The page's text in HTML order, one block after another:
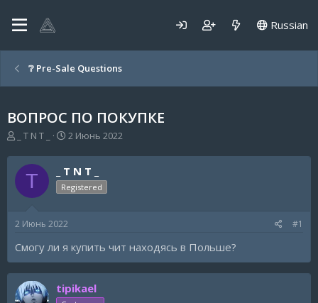
Russian
❔ Pre-Sale Questions
ВОПРОС ПО ПОКУПКЕ
т
о
р
м
_ T N T _
Д
т
а
н
а
2 Июнь 2022
T _ T N T _
Registered
2 Июнь 2022 #1
Смогу ли я купить чит находясь в Польше?
tipikael